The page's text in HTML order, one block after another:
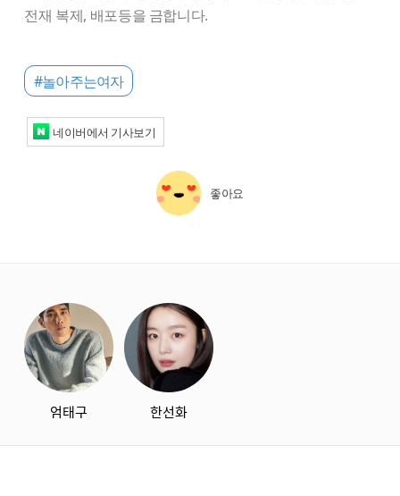
전재 복제, 배포등을 금합니다.
#놀아주는여자
네이버에서 기사보기
좋아요
엄태구 한선화